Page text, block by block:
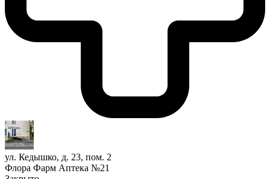
ул. Кедышко, д. 23, пом. 2
Флора Фарм Аптека №21